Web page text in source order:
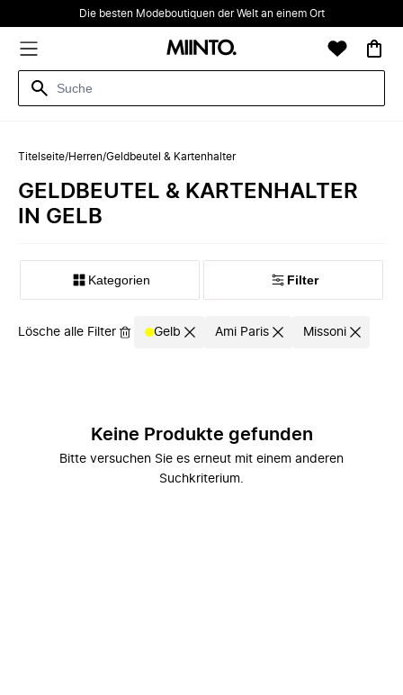
Die besten Modeboutiquen der Welt an einem Ort
Titelseite/Herren/Geldbeutel & Kartenhalter
GELDBEUTEL & KARTENHALTER
IN GELB
Kategorien Filter
Lösche alle Filter Gelb Ami Paris Missoni
Keine Produkte gefunden
Bitte versuchen Sie es erneut mit einem anderen
Suchkriterium.